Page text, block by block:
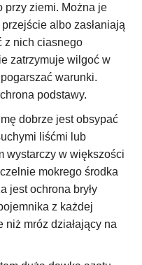
przy ziemi. Można je
albo zasłaniają
z nich ciasnego
zatrzymuje wilgoć w
warunki.
podstawy.
dobrze jest obsypać
liśćmi lub
wystarczy w większości
mokrego środka
jest ochrona bryły
z każdej
mróz działający na